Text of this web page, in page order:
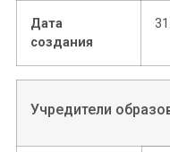
Дата
создания
Учредители